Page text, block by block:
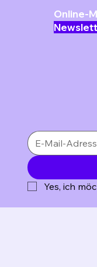
Yes, ich
Online-